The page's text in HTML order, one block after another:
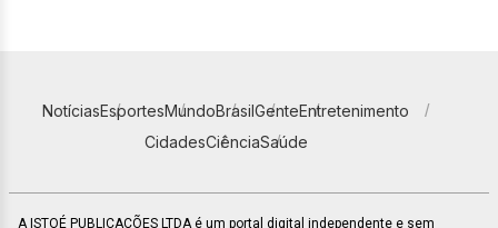
NotíciasEsportesMundoBrasilGenteEntretenimento
CidadesCiênciaSaúde
A ISTOÉ PUBLICAÇÕES LTDA é um portal digital independente e sem